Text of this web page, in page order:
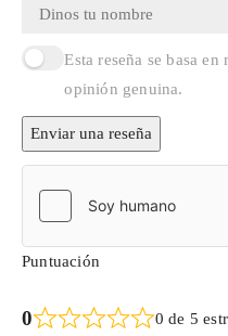
Esta reseña se basa
opinión genuina.
Enviar una reseña
Puntuación
0 0 de 5